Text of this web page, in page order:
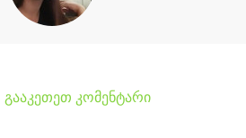
გააკეთეთ კომენტარი